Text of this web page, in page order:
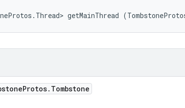
getMainThread
Protos. Tombstone